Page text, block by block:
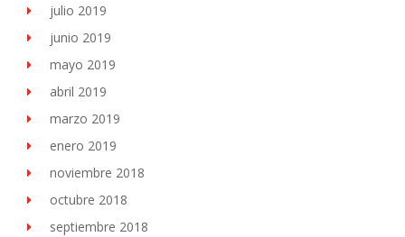
julio 2019
junio 2019
mayo 2019
abril 2019
marzo 2019
enero 2019
noviembre 2018
octubre 2018
septiembre 2018